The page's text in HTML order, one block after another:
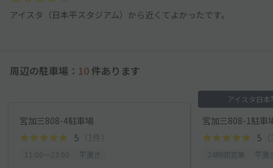
アイスタ（日本平スタジアム）から近くてよかったです。
周辺の駐車場： 10 件あります
宮加三808-4駐車場
5 （1件）
アイスタ日
宮加三808-1駐車
5